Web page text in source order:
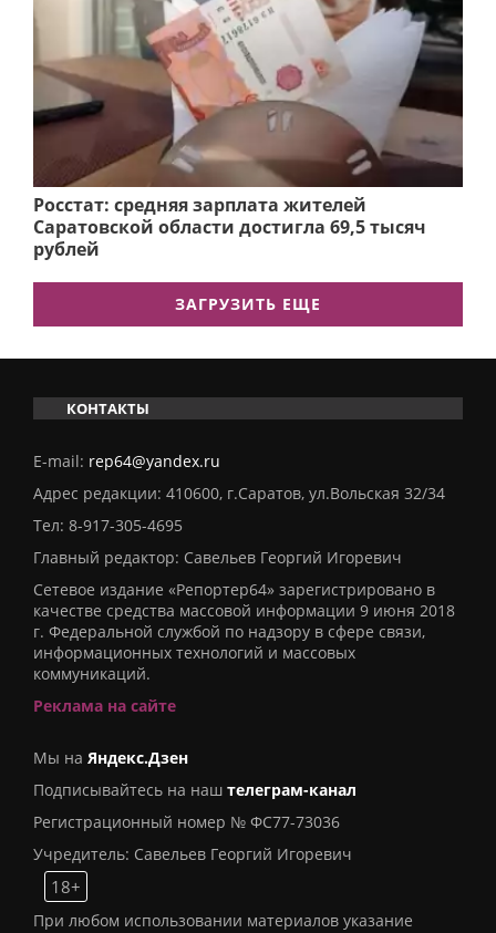
Росстат: средняя зарплата жителей
Саратовской области достигла 69,5 тысяч
рублей
ЗАГРУЗИТЬ ЕЩЕ
КОНТАКТЫ
E-mail: rep64@yandex.ru
Адрес редакции: 410600, г.Саратов, ул.Вольская 32/34
Тел: 8-917-305-4695
Главный редактор: Савельев Георгий Игоревич
Сетевое издание «Репортер64» зарегистрировано в
качестве средства массовой информации 9 июня 2018
г. Федеральной службой по надзору в сфере связи,
информационных технологий и массовых
коммуникаций.
Реклама на сайте
Мы на Яндекс.Дзен
Подписывайтесь на наш телеграм-канал
Регистрационный номер № ФС77-73036
Учредитель: Савельев Георгий Игоревич
18+
При любом использовании материалов указание